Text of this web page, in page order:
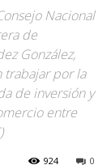
Nacional
de
González,
trabajar por la
de inversión y
entre
0
924